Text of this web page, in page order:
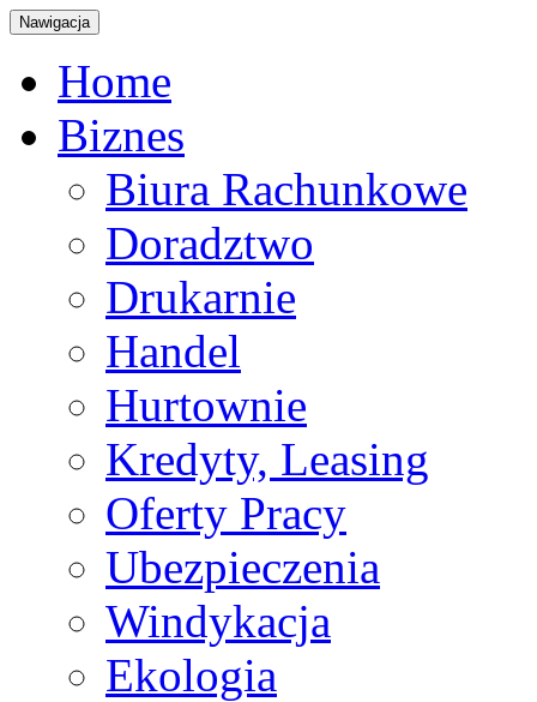
Nawigacja
Home
Biznes
Biura Rachunkowe
Doradztwo
Drukarnie
Handel
Hurtownie
Kredyty, Leasing
Oferty Pracy
Ubezpieczenia
Windykacja
Ekologia